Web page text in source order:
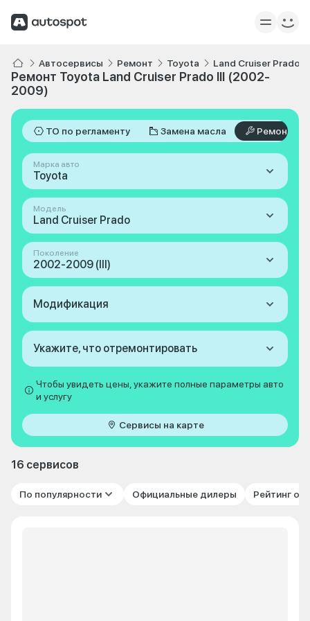
Автосервисы Ремонт Toyota Land Cruiser Prado
Ремонт Toyota Land Cruiser Prado III (2002-
2009)
ТО по регламенту Замена масла Ремонт
Марка авто
Toyota
Модель
Land Cruiser Prado
Поколение
2002-2009 (III)
Модификация
Укажите, что отремонтировать
Чтобы увидеть цены, укажите полные параметры авто
и услугу
Сервисы на карте
16 сервисов
По популярности Официальные дилеры Рейтинг